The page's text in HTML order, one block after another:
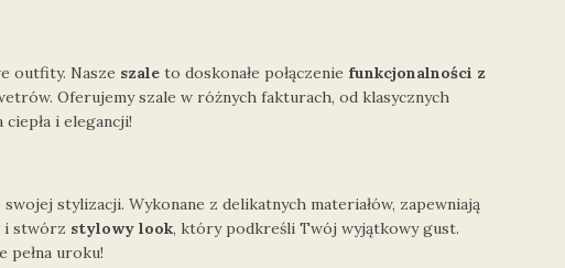
outfity. Nasze szale to doskonałe połączenie funkcjonalności z
Oferujemy szale w różnych fakturach, od klasycznych
i elegancji!
stylizacji. Wykonane z delikatnych materiałów, zapewniają
i stwórz stylowy look, który podkreśli Twój wyjątkowy gust.
pełna uroku!